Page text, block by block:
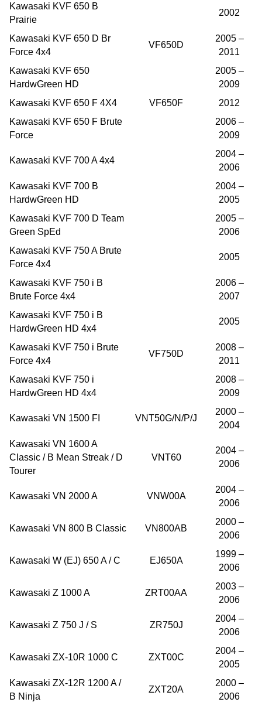
Kawasaki KVF 650 B
Prairie
2002
Kawasaki KVF 650 D Br
Force 4x4
VF650D
2005 –
2011
Kawasaki KVF 650
HardwGreen HD
2005 –
2009
Kawasaki KVF 650 F 4X4
VF650F
2012
Kawasaki KVF 650 F Brute
Force
2006 –
2009
Kawasaki KVF 700 A 4x4
2004 –
2006
Kawasaki KVF 700 B
HardwGreen HD
2004 –
2005
Kawasaki KVF 700 D Team
Green SpEd
2005 –
2006
Kawasaki KVF 750 A Brute
Force 4x4
2005
Kawasaki KVF 750 i B
Brute Force 4x4
2006 –
2007
Kawasaki KVF 750 i B
HardwGreen HD 4x4
2005
Kawasaki KVF 750 i Brute
Force 4x4
VF750D
2008 –
2011
Kawasaki KVF 750 i
HardwGreen HD 4x4
2008 –
2009
Kawasaki VN 1500 FI VNT50G/N/P/J
2000 –
2004
Kawasaki VN 1600 A
Classic / B Mean Streak / D
Tourer
VNT60
2004 –
2006
Kawasaki VN 2000 A VNW00A
2004 –
2006
Kawasaki VN 800 B Classic VN800AB
2000 –
2006
Kawasaki W (EJ) 650 A / C EJ650A
1999 –
2006
Kawasaki Z 1000 A ZRT00AA
2003 –
2006
Kawasaki Z 750 J / S ZR750J
2004 –
2006
Kawasaki ZX-10R 1000 C ZXT00C
2004 –
2005
Kawasaki ZX-12R 1200 A /
B Ninja
ZXT20A
2000 –
2006